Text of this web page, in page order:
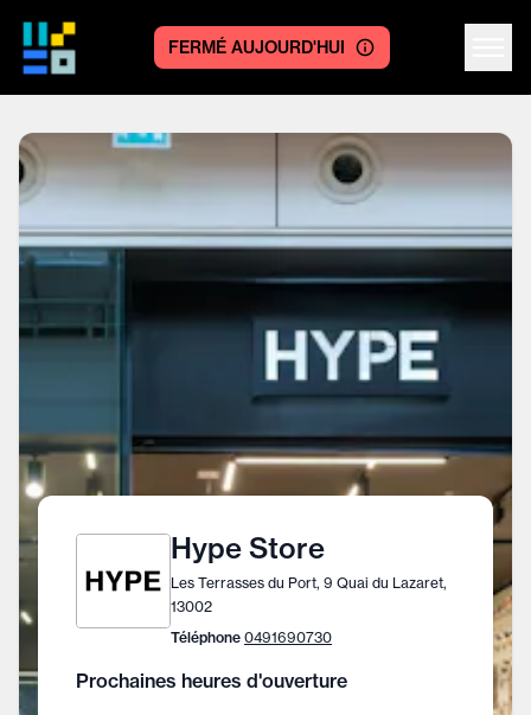
Centre logo
FERMÉ AUJOURD'HUI
Hype Store
Les Terrasses du Port, 9 Quai du Lazaret,
13002
Téléphone 0491690730
Prochaines heures d'ouverture